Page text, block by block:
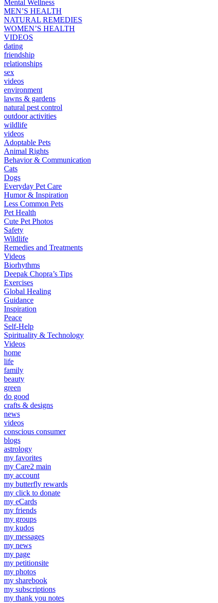
Mental Wellness
MEN’S HEALTH
NATURAL REMEDIES
WOMEN’S HEALTH
VIDEOS
dating
friendship
relationships
sex
videos
environment
lawns & gardens
natural pest control
outdoor activities
wildlife
videos
Adoptable Pets
Animal Rights
Behavior & Communication
Cats
Dogs
Everyday Pet Care
Humor & Inspiration
Less Common Pets
Pet Health
Cute Pet Photos
Safety
Wildlife
Remedies and Treatments
Videos
Biorhythms
Deepak Chopra’s Tips
Exercises
Global Healing
Guidance
Inspiration
Peace
Self-Help
Spirituality & Technology
Videos
home
life
family
beauty
green
do good
crafts & designs
news
videos
conscious consumer
blogs
astrology
my favorites
my Care2 main
my account
my butterfly rewards
my click to donate
my eCards
my friends
my groups
my kudos
my messages
my news
my page
my petitionsite
my photos
my sharebook
my subscriptions
my thank you notes